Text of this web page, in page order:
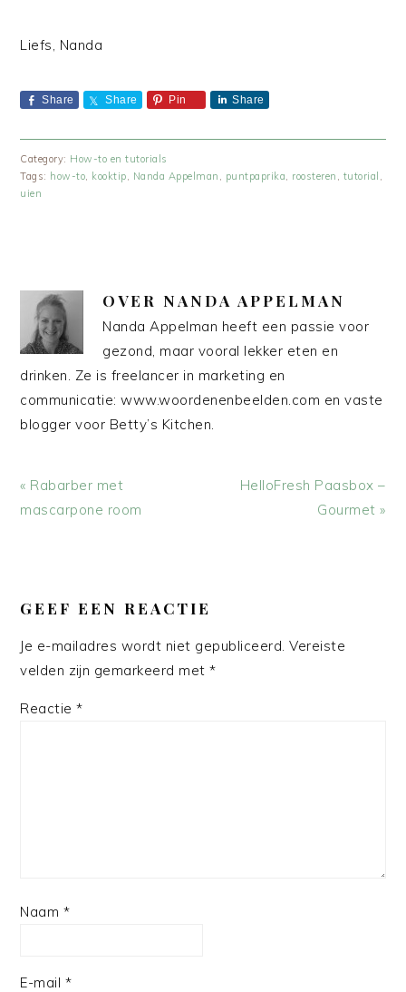
Liefs, Nanda
Share Share Pin Share
Category: How-to en tutorials
Tags: how-to kooktip Nanda Appelman puntpaprika roosteren tutorial
uien
OVER NANDA APPELMAN
Nanda Appelman heeft een passie voor
gezond, maar vooral lekker eten en
drinken. Ze is freelancer in marketing en
communicatie: www.woordenenbeelden.com en vaste
blogger voor Betty’s Kitchen.
Vorig
bericht:
« Rabarber met
mascarpone room
Volgend
HelloFresh Paasbox –
Gourmet »
INTERACTIES
GEEF EEN REACTIE
Je e-mailadres wordt niet gepubliceerd. Vereiste
velden zijn gemarkeerd met*
Reactie*
Naam *
E-mail *